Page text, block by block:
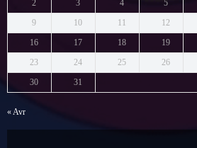
2
3 4 5
9
10 11 12
16
17 18 19
23
24 25 26
30
31
« Avr